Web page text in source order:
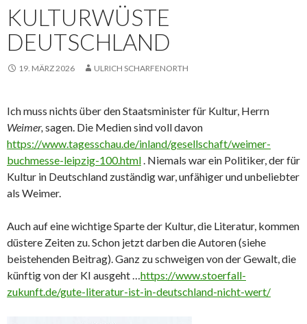
KULTURWÜSTE
DEUTSCHLAND
19. MÄRZ 2026 ULRICH SCHARFENORTH
Ich muss nichts über den Staatsminister für Kultur, Herrn
Weimer, sagen. Die Medien sind voll davon
https://www.tagesschau.de/inland/gesellschaft/weimer-
buchmesse-leipzig-100.html. Niemals war ein Politiker, der für
Kultur in Deutschland zuständig war, unfähiger und unbeliebter
als Weimer.
Auch auf eine wichtige Sparte der Kultur, die Literatur, kommen
düstere Zeiten zu. Schon jetzt darben die Autoren (siehe
beistehenden Beitrag). Ganz zu schweigen von der Gewalt, die
künftig von der KI ausgeht …https://www.stoerfall-
zukunft.de/gute-literatur-ist-in-deutschland-nicht-wert/